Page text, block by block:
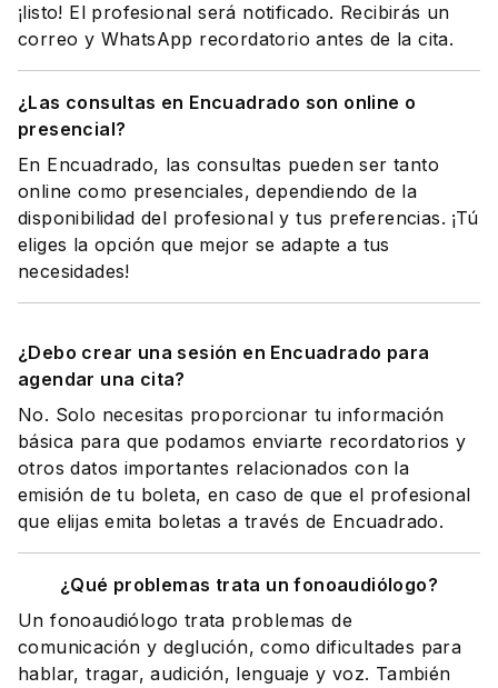
¡listo! El profesional será notificado. Recibirás un
correo y WhatsApp recordatorio antes de la cita.
¿Las consultas en Encuadrado son online o
presencial?
En Encuadrado, las consultas pueden ser tanto
online como presenciales, dependiendo de la
disponibilidad del profesional y tus preferencias. ¡Tú
eliges la opción que mejor se adapte a tus
necesidades!
¿Debo crear una sesión en Encuadrado para
agendar una cita?
No. Solo necesitas proporcionar tu información
básica para que podamos enviarte recordatorios y
otros datos importantes relacionados con la
emisión de tu boleta, en caso de que el profesional
que elijas emita boletas a través de Encuadrado.
¿Qué problemas trata un fonoaudiólogo?
Un fonoaudiólogo trata problemas de
comunicación y deglución, como dificultades para
hablar, tragar, audición, lenguaje y voz. También